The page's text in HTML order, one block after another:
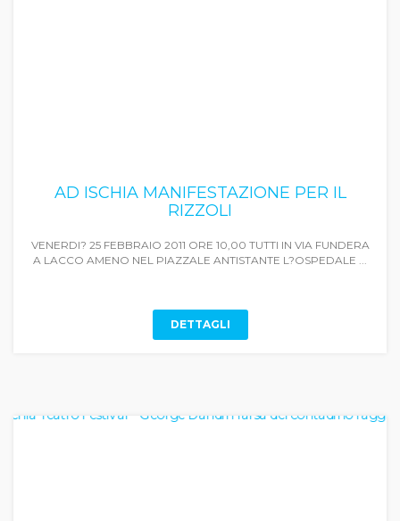
AD ISCHIA MANIFESTAZIONE PER IL
RIZZOLI
VENERDI? 25 FEBBRAIO 2011 ORE 10,00 TUTTI IN VIA FUNDERA
A LACCO AMENO NEL PIAZZALE ANTISTANTE L?OSPEDALE ...
DETTAGLI